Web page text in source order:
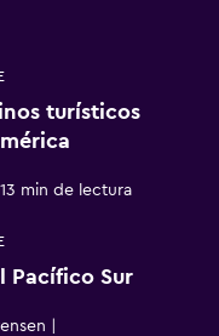
turísticos
13 min de lectura
Pacífico Sur